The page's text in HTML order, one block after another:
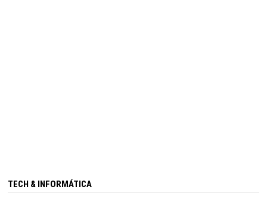
TECH & INFORMÁTICA